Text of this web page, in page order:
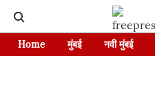
Home मुंबई नवी मुंबई